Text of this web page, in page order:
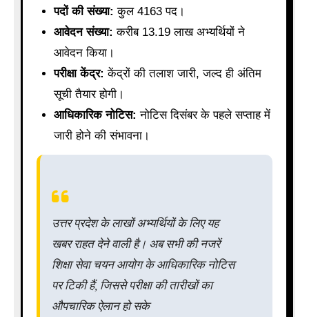
पदों की संख्या: कुल 4163 पद।
आवेदन संख्या: करीब 13.19 लाख अभ्यर्थियों ने
आवेदन किया।
परीक्षा केंद्र: केंद्रों की तलाश जारी, जल्द ही अंतिम
सूची तैयार होगी।
आधिकारिक नोटिस: नोटिस दिसंबर के पहले सप्ताह में
जारी होने की संभावना।
उत्तर प्रदेश के लाखों अभ्यर्थियों के लिए यह
खबर राहत देने वाली है। अब सभी की नजरें
शिक्षा सेवा चयन आयोग के आधिकारिक नोटिस
पर टिकी हैं, जिससे परीक्षा की तारीखों का
औपचारिक ऐलान हो सके